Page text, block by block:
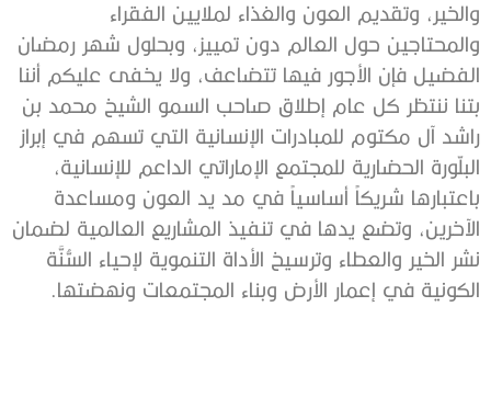
والخير، وتقديم العون والغذاء لملايين الفقراء
والمحتاجين حول العالم دون تمييز، وبحلول شهر رمضان
الفضيل فإن الأجور فيها تتضاعف، ولا يخفى عليكم أننا
بتنا ننتظر كل عام إطلاق صاحب السمو الشيخ محمد بن
راشد آل مكتوم للمبادرات الإنسانية التي تسهم في إبراز
البلّورة الحضارية للمجتمع الإماراتي الداعم للإنسانية،
باعتبارها شريكاً أساسياً في مد يد العون ومساعدة
الآخرين، وتضع يدها في تنفيذ المشاريع العالمية لضمان
نشر الخير والعطاء وترسيخ الأداة التنموية لإحياء السُّنَّة
الكونية في إعمار الأرض وبناء المجتمعات ونهضتها.